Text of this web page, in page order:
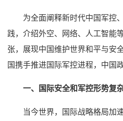
为全面阐释新时代中国军控
践，介绍外空、网络、人工智能
张，展现中国维护世界和平与安
国携手推进国际军控进程，中国
一、国际安全和军控形势复
当今世界，国际战略格局加